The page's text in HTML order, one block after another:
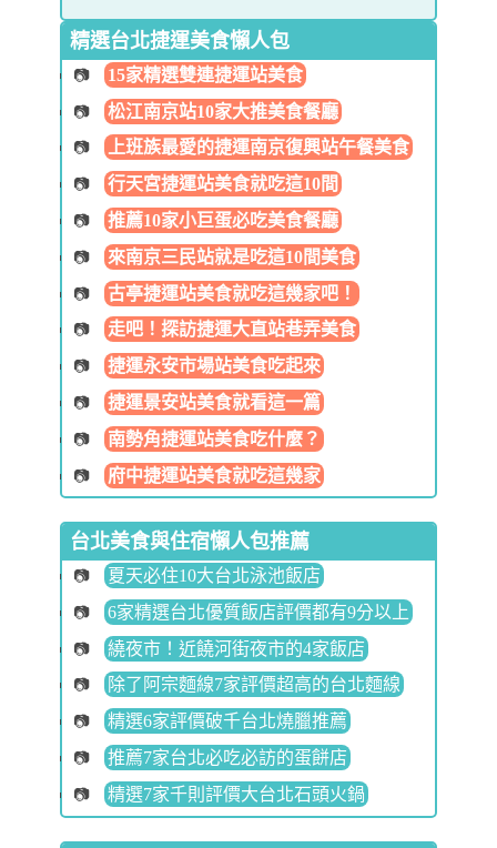
精選台北捷運美食懶人包
15家精選雙連捷運站美食
松江南京站10家大推美食餐廳
上班族最愛的捷運南京復興站午餐美食
行天宮捷運站美食就吃這10間
推薦10家小巨蛋必吃美食餐廳
來南京三民站就是吃這10間美食
古亭捷運站美食就吃這幾家吧！
走吧！探訪捷運大直站巷弄美食
捷運永安市場站美食吃起來
捷運景安站美食就看這一篇
南勢角捷運站美食吃什麼？
府中捷運站美食就吃這幾家
台北美食與住宿懶人包推薦
夏天必住10大台北泳池飯店
6家精選台北優質飯店評價都有9分以上
繞夜市！近饒河街夜市的4家飯店
除了阿宗麵線7家評價超高的台北麵線
精選6家評價破千台北燒臘推薦
推薦7家台北必吃必訪的蛋餅店
精選7家千則評價大台北石頭火鍋